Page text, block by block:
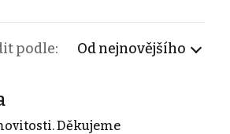
podle: Od nejnovějšího
Děkujeme